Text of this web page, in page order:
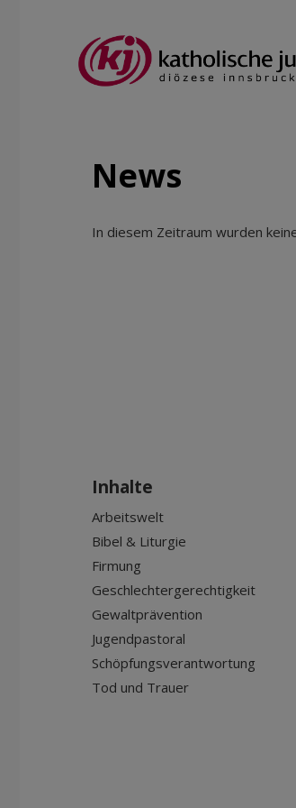
News
In diesem Zeitraum wurden
Inhalte
Arbeitswelt
Bibel & Liturgie
Firmung
Geschlechtergerechtigkeit
Gewaltprävention
Jugendpastoral
Schöpfungsverantwortung
Tod und Trauer